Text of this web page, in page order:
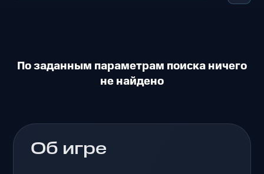
По заданным параметрам поиска ничего
не найдено
Об игре